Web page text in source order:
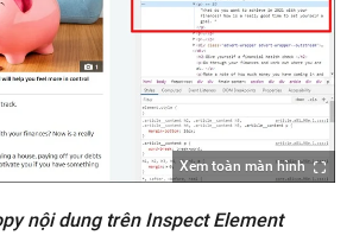
Xem toàn màn hình
nội dung trên Inspect Element